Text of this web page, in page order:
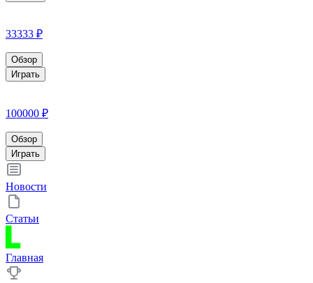
33333 ₽
Обзор
Играть
100000 ₽
Обзор
Играть
Новости
Статьи
Главная